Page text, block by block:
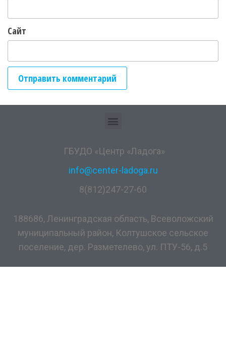
Сайт
ГБУДО «Центр «Ладога»
info@center-ladoga.ru
8(812)247-27-60
188686, Ленинградская область, Всеволожский
муниципальный район, Колтушское сельское
поселение, дер. Разметелево, ул. ПТУ-56, д.5